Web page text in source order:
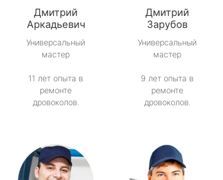
Дмитрий
Аркадьевич
Универсальный
мастер
11 лет опыта в
ремонте
дровоколов.
Дмитрий
Зарубов
Универсальный
мастер
9 лет опыта в
ремонте
дровоколов.